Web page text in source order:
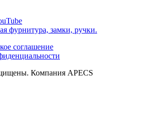
соглашение
Компания APECS